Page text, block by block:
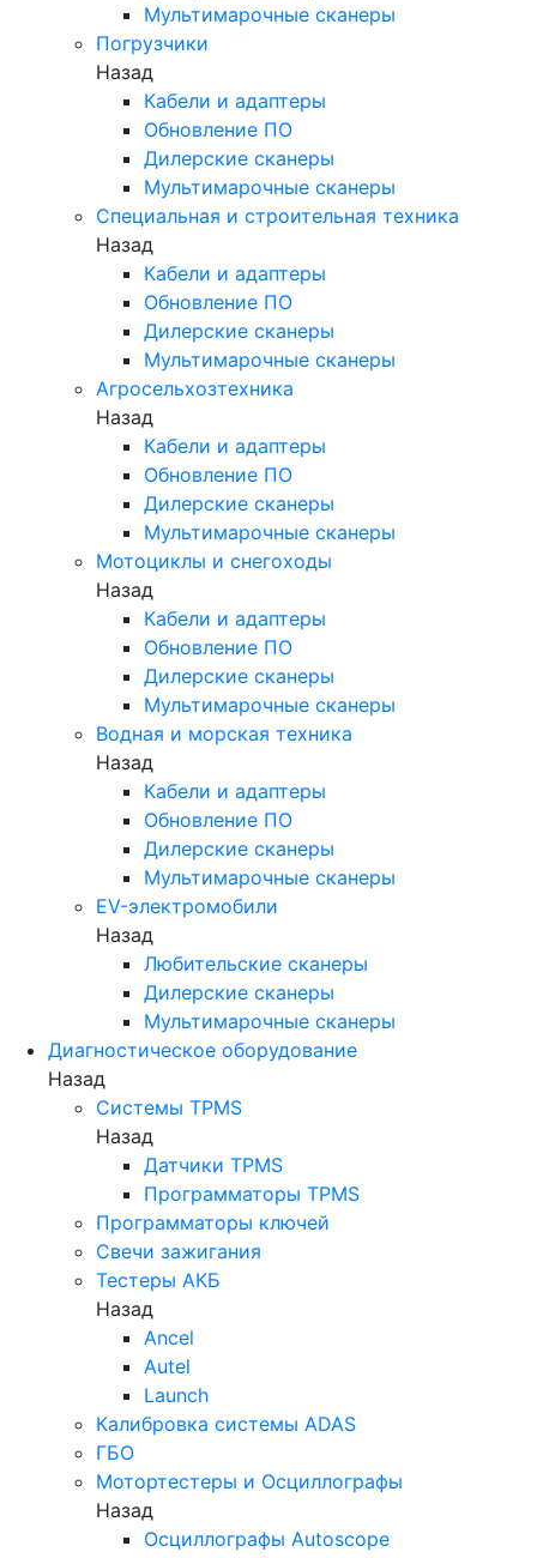
Мультимарочные сканеры
Погрузчики
Назад
Кабели и адаптеры
Обновление ПО
Дилерские сканеры
Мультимарочные сканеры
Специальная и строительная техника
Назад
Кабели и адаптеры
Обновление ПО
Дилерские сканеры
Мультимарочные сканеры
Агросельхозтехника
Назад
Кабели и адаптеры
Обновление ПО
Дилерские сканеры
Мультимарочные сканеры
Мотоциклы и снегоходы
Назад
Кабели и адаптеры
Обновление ПО
Дилерские сканеры
Мультимарочные сканеры
Водная и морская техника
Назад
Кабели и адаптеры
Обновление ПО
Дилерские сканеры
Мультимарочные сканеры
EV-электромобили
Назад
Любительские сканеры
Дилерские сканеры
Мультимарочные сканеры
Диагностическое оборудование
Назад
Системы TPMS
Назад
Датчики TPMS
Программаторы TPMS
Программаторы ключей
Свечи зажигания
Тестеры АКБ
Назад
Ancel
Autel
Launch
Калибровка системы ADAS
ГБО
Мотортестеры и Осциллографы
Назад
Осциллографы Autoscope